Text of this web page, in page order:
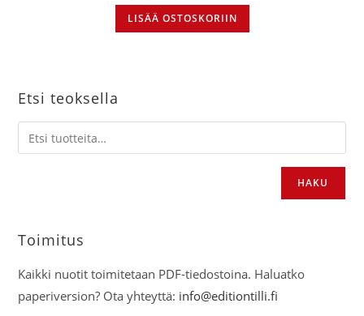
LISÄÄ OSTOSKORIIN
Etsi teoksella
HAKU
Toimitus
Kaikki nuotit toimitetaan PDF-tiedostoina. Haluatko
paperiversion? Ota yhteyttä: info@editiontilli.fi